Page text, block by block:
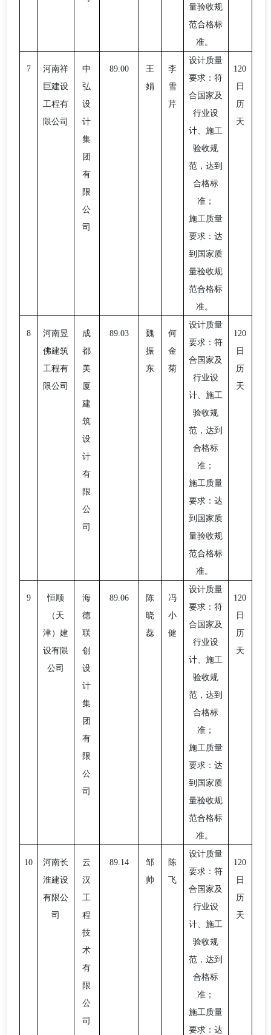
量验收规
范合格标
准。
7
河南祥
巨建设
工程有
限公司
中
弘
设
计
集
团
有
限
公
司
89.00
王
娟
李
雪
芹
设计质量
要求：符
合国家及
行业设
计、施工
验收规
范，达到
合格标
准；
施工质量
要求：达
到国家质
量验收规
范合格标
准。
120
日
历
天
8
河南昱
佛建筑
工程有
限公司
成
都
美
厦
建
筑
设
计
有
限
公
司
89.03
魏
振
东
何
金
菊
设计质量
要求：符
合国家及
行业设
计、施工
验收规
范，达到
合格标
准；
施工质量
要求：达
到国家质
量验收规
范合格标
准。
120
日
历
天
9
恒顺
（天
津）建
设有限
公司
海
德
联
创
设
计
集
团
有
限
公
司
89.06
陈
晓
蕊
冯
小
健
设计质量
要求：符
合国家及
行业设
计、施工
验收规
范，达到
合格标
准；
施工质量
要求：达
到国家质
量验收规
范合格标
准。
120
日
历
天
10
河南长
淮建设
有限公
司
云
汉
工
程
技
术
有
限
公
司
89.14
邹
帅
陈
飞
设计质量
要求：符
合国家及
行业设
计、施工
验收规
范，达到
合格标
准；
施工质量
要求：达
120
日
历
天